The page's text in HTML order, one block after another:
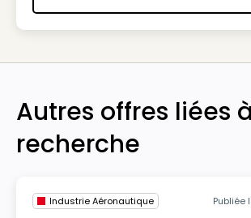
Autres offres liées
recherche
Industrie Aéronautique Publiée